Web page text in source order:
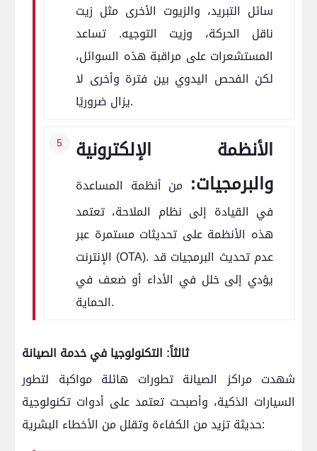
سائل التبريد، والزيوت الأخرى مثل زيت
ناقل الحركة، وزيت التوجيه. تساعد
المستشعرات على مراقبة هذه السوائل،
لكن الفحص اليدوي بين فترة وأخرى لا
يزال ضروريًا.
الأنظمة الإلكترونية
والبرمجيات: من أنظمة المساعدة
في القيادة إلى نظام الملاحة، تعتمد
هذه الأنظمة على تحديثات مستمرة عبر
الإنترنت (OTA). عدم تحديث البرمجيات قد
يؤدي إلى خلل في الأداء أو ضعف في
الحماية.
ثالثاً: التكنولوجيا في خدمة الصيانة
شهدت مراكز الصيانة تطورات هائلة مواكبة لتطور
السيارات الذكية، وأصبحت تعتمد على أدوات تكنولوجية
حديثة تزيد من الكفاءة وتقلل من الأخطاء البشرية: